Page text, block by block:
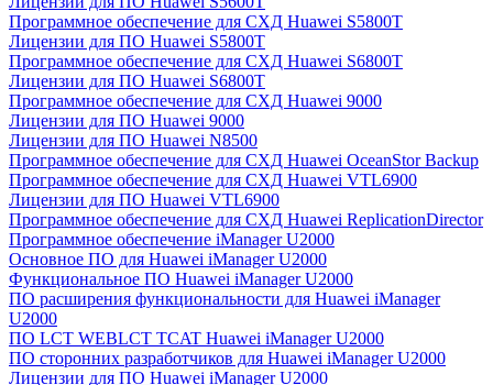
Программное обеспечение для СХД Huawei S5800T
Лицензии для ПО Huawei S5800T
Программное обеспечение для СХД Huawei S6800T
Лицензии для ПО Huawei S6800T
Программное обеспечение для СХД Huawei 9000
Лицензии для ПО Huawei 9000
Лицензии для ПО Huawei N8500
Программное обеспечение для СХД Huawei OceanStor Backup
Программное обеспечение для СХД Huawei VTL6900
Лицензии для ПО Huawei VTL6900
Программное обеспечение для СХД Huawei ReplicationDirector
Программное обеспечение iManager U2000
Основное ПО для Huawei iManager U2000
Функциональное ПО Huawei iManager U2000
ПО расширения функциональности для Huawei iManager
U2000
ПО LCT WEBLCT TCAT Huawei iManager U2000
ПО сторонних разработчиков для Huawei iManager U2000
Лицензии для ПО Huawei iManager U2000